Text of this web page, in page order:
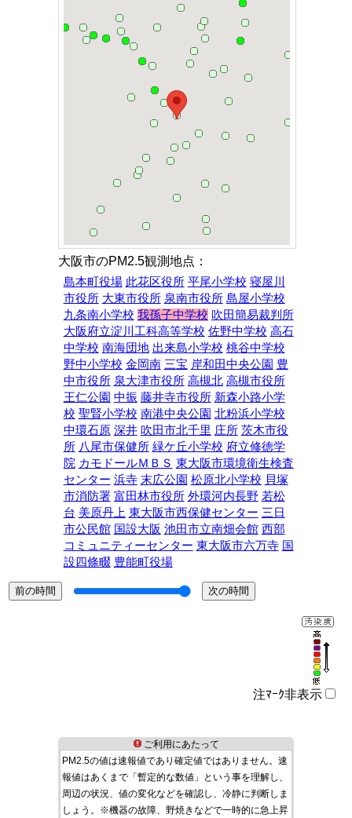
大阪市のPM2.5観測地点：
島本町役場 此花区役所 平尾小学校 寝屋川
市役所 大東市役所 泉南市役所 島屋小学校
九条南小学校 我孫子中学校 吹田簡易裁判所
大阪府立淀川工科高等学校 佐野中学校 高石
中学校 南海団地 出来島小学校 桃谷中学校
野中小学校 金岡南 三宝 岸和田中央公園 豊
中市役所 泉大津市役所 高槻北 高槻市役所
王仁公園 中振 藤井寺市役所 新森小路小学
校 聖賢小学校 南港中央公園 北粉浜小学校
中環石原 深井 吹田市北千里 庄所 茨木市役
所 八尾市保健所 緑ケ丘小学校 府立修徳学
院 カモドールＭＢＳ 東大阪市環境衛生検査
センター 浜寺 末広公園 松原北小学校 貝塚
市消防署 富田林市役所 外環河内長野 若松
台 美原丹上 東大阪市西保健センター 三日
市公民館 国設大阪 池田市立南畑会館 西部
コミュニティーセンター 東大阪市六万寺 国
設四條畷 豊能町役場
注ﾏｰｸ非表示
ご利用にあたって
PM2.5の値は速報値であり確定値ではありません。速
報値はあくまで「暫定的な数値」という事を理解し、
周辺の状況、値の変化などを確認し、冷静に判断しま
しょう。※機器の故障、野焼きなどで一時的に急上昇